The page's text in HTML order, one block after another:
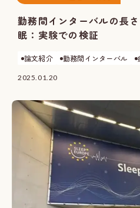
勤務間インターバルの長
眠：実験での検証
論文紹介 勤務間インターバル
2025.01.20